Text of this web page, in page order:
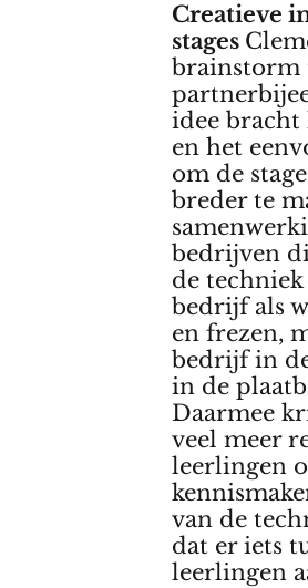
Creatieve
stages
brainstorm
idee bracht
en het
om de
breder te
bedrijven
de
bedrijf als
en frezen,
bedrijf in
in de
Daarmee
veel meer
leerlingen
van de
dat er iets
leerlingen